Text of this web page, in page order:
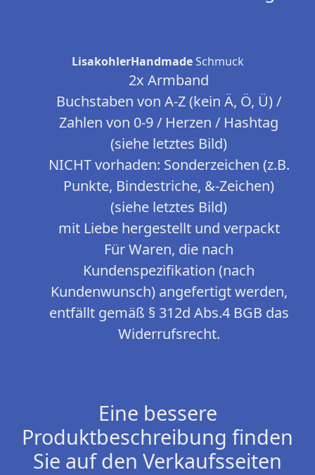
LisakohlerHandmadeSchmuck
2x Armband
Buchstaben von A-Z (kein Ä, Ö, Ü) /
Zahlen von 0-9 / Herzen / Hashtag
(siehe letztes Bild)
NICHT vorhaden: Sonderzeichen (z.B.
Punkte, Bindestriche, &-Zeichen)
(siehe letztes Bild)
mit Liebe hergestellt und verpackt
Für Waren, die nach
Kundenspezifikation (nach
Kundenwunsch) angefertigt werden,
entfällt gemäß § 312d Abs.4 BGB das
Widerrufsrecht.
Eine bessere
Produktbeschreibung finden
Sie auf den Verkaufsseiten